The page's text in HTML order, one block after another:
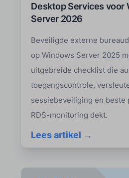
Desktop Services voor
Server 2026
Beveiligde externe
op Windows Server 2025
uitgebreide checklist die
toegangscontrole,
sessiebeveiliging en beste
RDS-monitoring dekt.
Lees artikel →